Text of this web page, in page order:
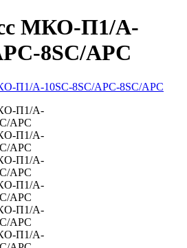
МКО-П1/A-
8SC/APC